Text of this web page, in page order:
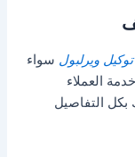
توكيل ويرلبول سواء
العملاء
بكل التفاصيل